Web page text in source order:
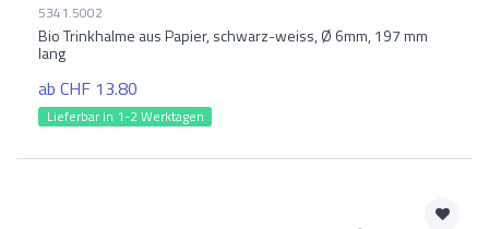
5341.5002
Bio Trinkhalme aus Papier, schwarz-weiss, Ø 6mm, 197 mm
lang
ab CHF 13.80
Lieferbar in 1-2 Werktagen